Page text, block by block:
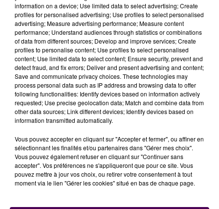
gérant de la supérette : par une fenêtre brisée à
l'arrière de la résidence, un individu s'était introduit
dans la maison pour la fouiller intégralement. Le
mineur en garde à vue a reconnu avoir commis cette
tentative de vol…"qui a échoué car il n'avait pas
trouvé ce qu'il était venu chercher, c'est-à-dire de
l'argent, et c'est consécutivement à cela qu'il a
décidé de se rendre directement à la supérette pour
y voler la caisse".
Perquisitions fructueuses
ont permis de retrouver les vêtements portés au
moment du vol, de même que le casque, le revolver
airsoft utilisé et l'argent dérobé. Déféré au parquet de
Blois à l'issue de sa garde à vue prolongée, le jeune
information on a device; Use limited data to select advertising; Create
profiles for personalised advertising; Use profiles to select personalised
advertising; Measure advertising performance; Measure content
performance; Understand audiences through statistics or combinations
of data from different sources; Develop and improve services; Create
profiles to personalise content; Use profiles to select personalised
content; Use limited data to select content; Ensure security, prevent and
detect fraud, and fix errors; Deliver and present advertising and content;
Save and communicate privacy choices. These technologies may
process personal data such as IP address and browsing data to offer
following functionalities: Identify devices based on information actively
requested; Use precise geolocation data; Match and combine data from
other data sources; Link different devices; Identify devices based on
information transmitted automatically.
Vous pouvez accepter en cliquant sur "Accepter et fermer", ou affiner en
sélectionnant les finalités et/ou partenaires dans "Gérer mes choix".
Vous pouvez également refuser en cliquant sur "Continuer sans
accepter". Vos préférences ne s'appliqueront que pour ce site. Vous
pouvez mettre à jour vos choix, ou retirer votre consentement à tout
moment via le lien "Gérer les cookies" situé en bas de chaque page.